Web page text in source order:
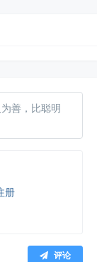
善，比聪明
册
评论